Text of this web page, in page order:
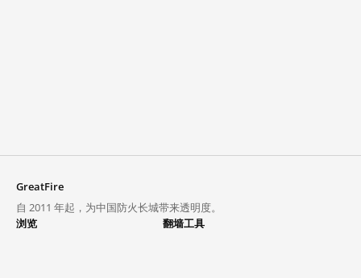
GreatFire
自 2011 年起，为中国防火长城带来透明度。
浏览
翻墙工具